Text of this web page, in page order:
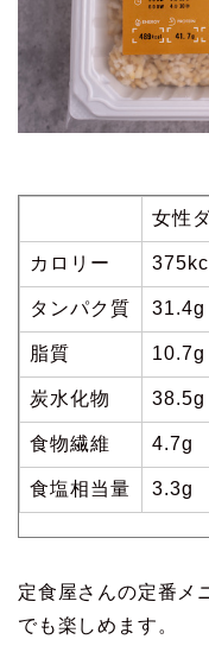
女性
カロリー
タンパク質 31.4g
脂質 10.7g
炭水化物 38.5g
食物繊維 4.7g
食塩相当量 3.3g
定食屋さんの定番メ
でも楽しめます。